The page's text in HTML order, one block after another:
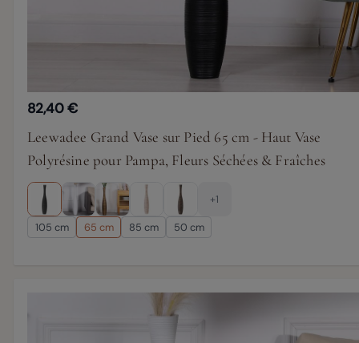
82,40 €
Leewadee Grand Vase sur Pied 65 cm - Haut Vase
Polyrésine pour Pampa, Fleurs Séchées & Fraîches
+1
105 cm 65 cm 85 cm 50 cm